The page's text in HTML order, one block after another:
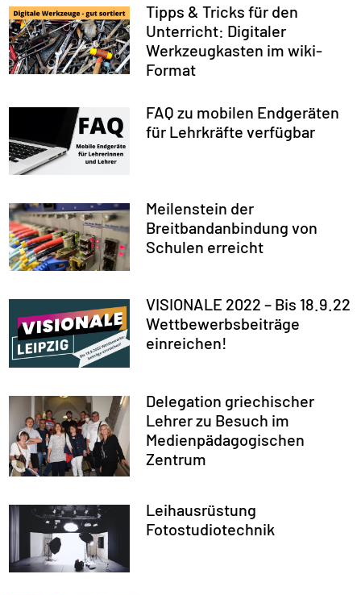
Tipps & Tricks für den
Unterricht: Digitaler
Werkzeugkasten im wiki-
Format
FAQ zu mobilen Endgeräten
für Lehrkräfte verfügbar
Meilenstein der
Breitbandanbindung von
Schulen erreicht
VISIONALE 2022 – Bis 18.9.22
Wettbewerbsbeiträge
einreichen!
Delegation griechischer
Lehrer zu Besuch im
Medienpädagogischen
Zentrum
Leihausrüstung
Fotostudiotechnik